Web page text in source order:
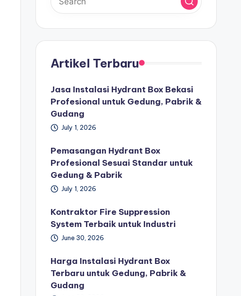
Artikel Terbaru
Jasa Instalasi Hydrant Box Bekasi
Profesional untuk Gedung, Pabrik &
Gudang
July 1, 2026
Pemasangan Hydrant Box
Profesional Sesuai Standar untuk
Gedung & Pabrik
July 1, 2026
Kontraktor Fire Suppression
System Terbaik untuk Industri
June 30, 2026
Harga Instalasi Hydrant Box
Terbaru untuk Gedung, Pabrik &
Gudang